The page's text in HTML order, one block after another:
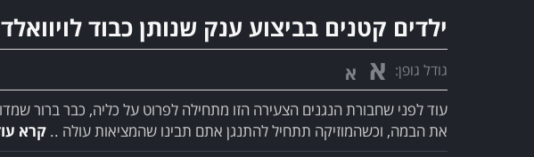
ילדים קטנים בביצוע ענק שנותן כבוד
גודל גופן: א א
עוד לפני שחבורת הנגנים הצעירה הזו מתחילה לפרוט על כליה, כבר ברור
את הבמה, וכשהמוזיקה תתחיל להתנגן אתם תבינו שהמציאות עולה .. קרא